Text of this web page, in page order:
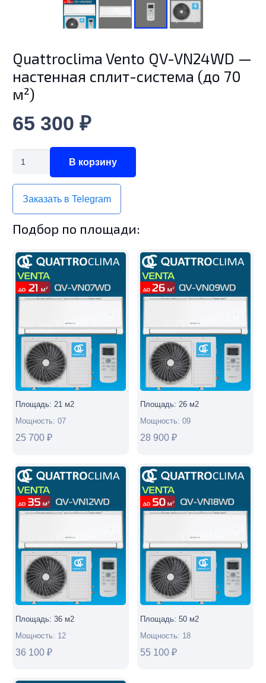
Quattroclima Vento QV-VN24WD —
настенная сплит-система (до 70
м²)
65 300 ₽
Количество
QV-
—
настенная
сплит-
70
В корзину
Заказать в Telegram
Подбор по площади:
Площадь: 21 м2
Мощность: 07
25 700 ₽
Площадь: 26 м2
Мощность: 09
28 900 ₽
Площадь: 36 м2
Мощность: 12
36 100 ₽
Площадь: 50 м2
Мощность: 18
55 100 ₽